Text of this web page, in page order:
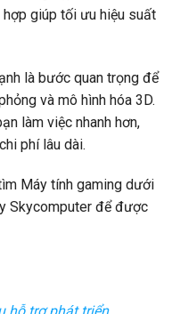
giúp tối ưu hiệu suất
là bước quan trọng để
và mô hình hóa 3D.
làm việc nhanh hơn,
phí lâu dài.
Máy tính gaming dưới
Skycomputer để được